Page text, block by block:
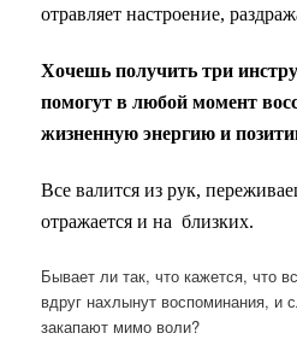
отравляет настроение,
Хочешь получить три
помогут в любой момент
жизненную энергию и
Все валится из рук,
отражается и на близких.
Бывает ли так, что кажется, что
вдруг нахлынут воспоминания, и
закапают мимо воли?